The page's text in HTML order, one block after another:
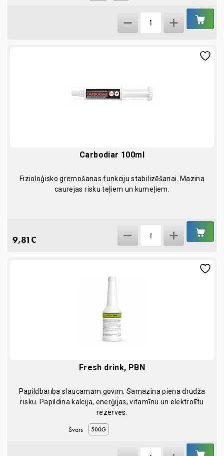
quantity
Carbodiar 100ml
Fizioloģisko gremošanas funkciju stabilizēšanai. Mazina
caurejas risku teļiem un kumeļiem.
9,81€
100ml
Fresh drink, PBN
Papildbarība slaucamām govīm. Samazina piena drudža
risku. Papildina kalcija, enerģijas, vitamīnu un elektrolītu
rezerves.
Svars 500G